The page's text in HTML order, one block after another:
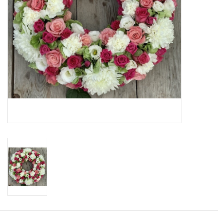
Naar website SCHELDE.LAND